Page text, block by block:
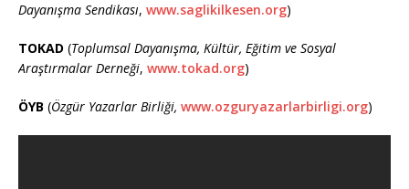
Dayanışma Sendikası, www.saglikilkesen.org)
TOKAD (Toplumsal Dayanışma, Kültür, Eğitim ve Sosyal
Araştırmalar Derneği, www.tokad.org)
ÖYB (Özgür Yazarlar Birliği, www.ozguryazarlarbirligi.org)